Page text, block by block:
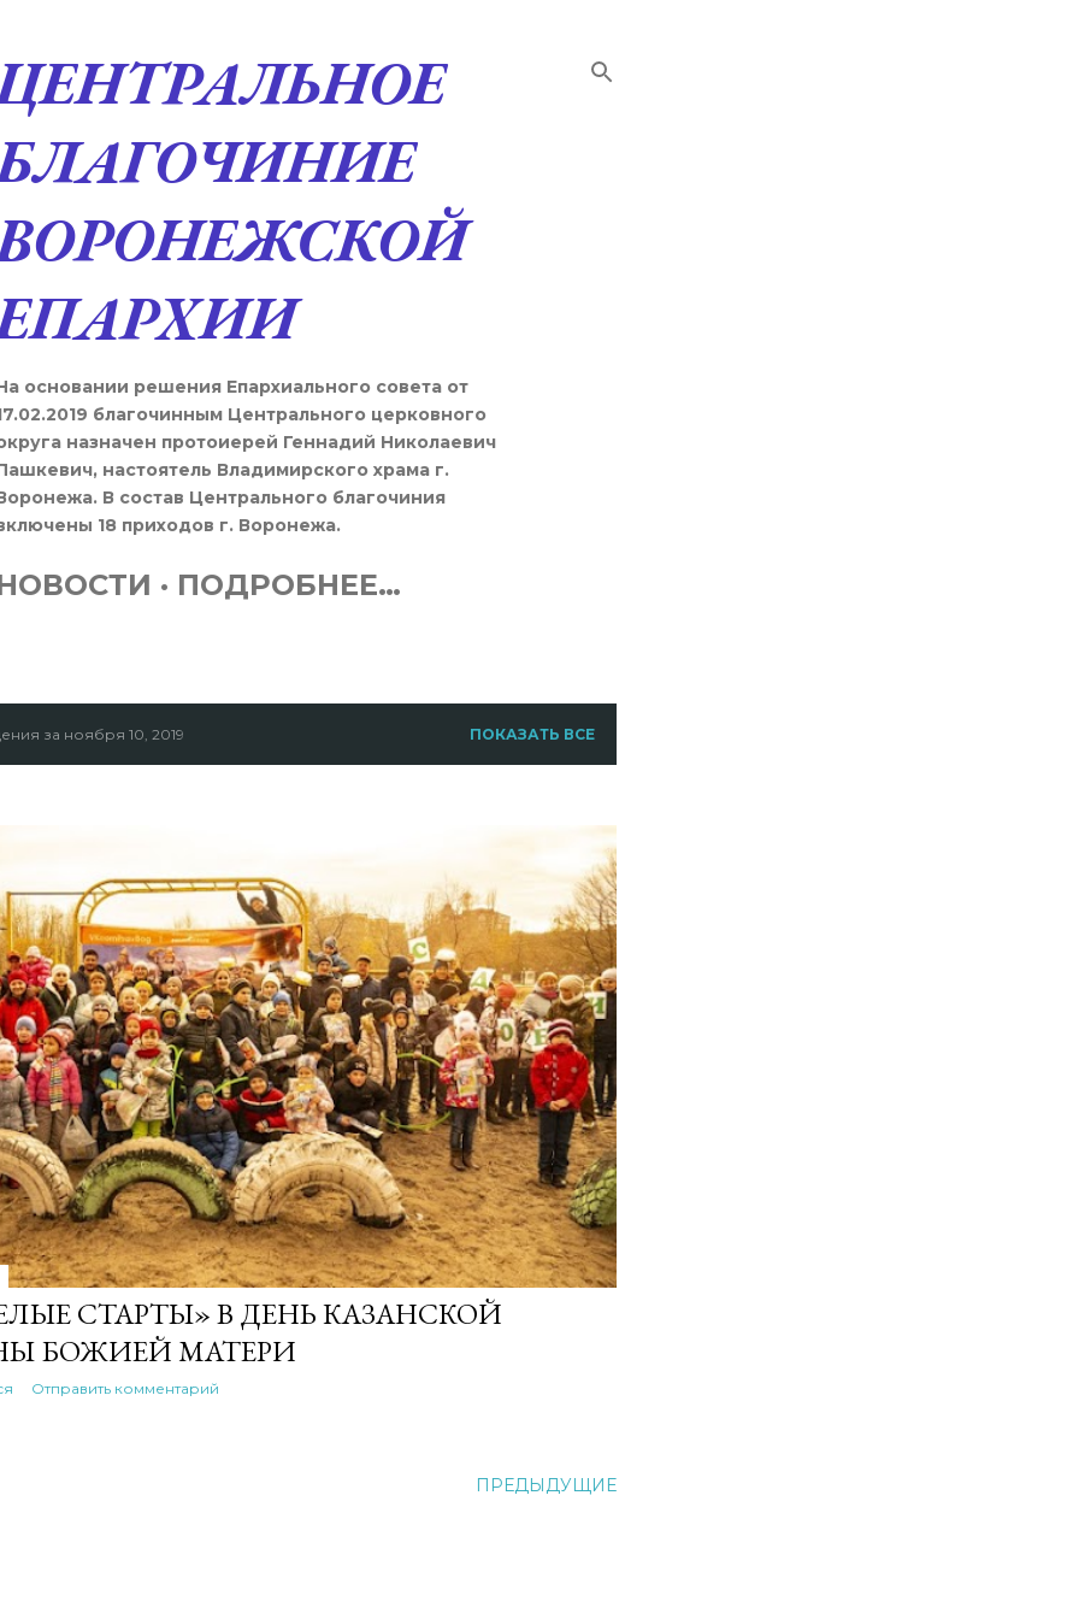
основании решения Епархиального совета от
благочинным Центрального церковного
назначен протоиерей Геннадий Николаевич
настоятель Владимирского храма г.
В состав Центрального благочиния
18 приходов г. Воронежа.
ПОДРОБНЕЕ…
за ноября 10, 2019 ПОКАЗАТЬ ВСЕ
СТАРТЫ» В ДЕНЬ КАЗАНСКОЙ
БОЖИЕЙ МАТЕРИ
Отправить комментарий
ПРЕДЫДУЩИЕ